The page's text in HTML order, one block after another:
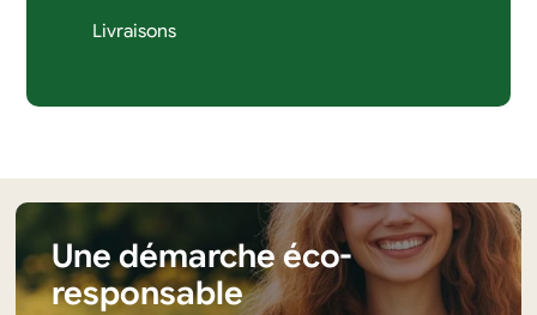
Livraisons
Une démarche éco-
responsable